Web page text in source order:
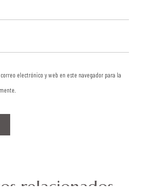
electrónico y web en este navegador para la